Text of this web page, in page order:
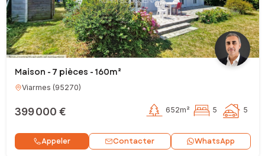
Maison - 7 pièces - 160m²
Viarmes (95270)
399 000 € 652m² 5 5
Appeler Contacter WhatsApp